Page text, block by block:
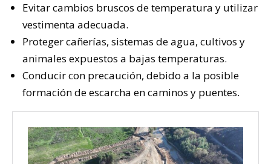
Evitar cambios bruscos de temperatura y utilizar
vestimenta adecuada.
Proteger cañerías, sistemas de agua, cultivos y
animales expuestos a bajas temperaturas.
Conducir con precaución, debido a la posible
formación de escarcha en caminos y puentes.